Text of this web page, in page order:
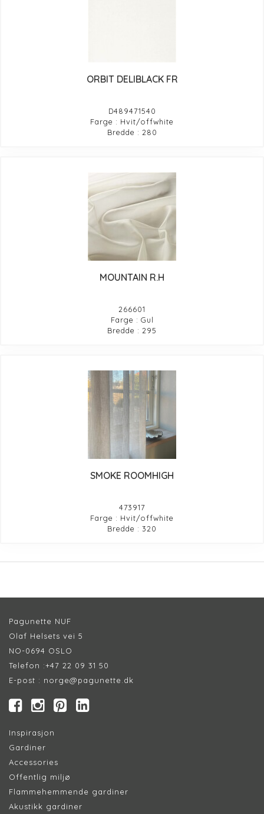
ORBIT DELIBLACK FR
D489471540
Farge : Hvit/offwhite
Bredde : 280
MOUNTAIN R.H
266601
Farge : Gul
Bredde : 295
SMOKE ROOMHIGH
473917
Farge : Hvit/offwhite
Bredde : 320
Pagunette NUF
Olaf Helsets vei 5
NO-0694 OSLO
Telefon :+47 22 09 31 50
E-post : norge@pagunette.dk
Inspirasjon
Gardiner
Accessories
Offentlig miljø
Flammehemmende gardiner
Akustikk gardiner